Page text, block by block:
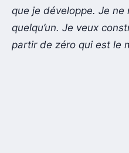
que je développe. Je ne
quelqu’un. Je veux
partir de zéro qui est le